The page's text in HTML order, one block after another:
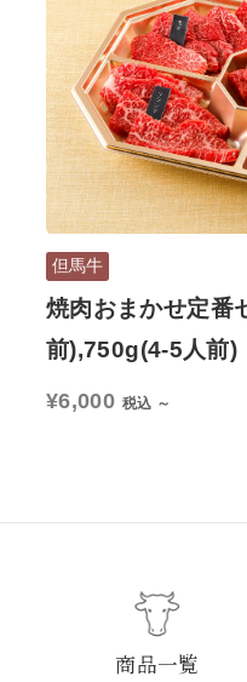
但馬牛
焼肉おまかせ定番
前),750g(4-5人前)
¥6,000 税込 ～
商品一覧